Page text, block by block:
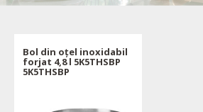
Bol din oțel inoxidabil
forjat 4,8 l 5K5THSBP
5K5THSBP